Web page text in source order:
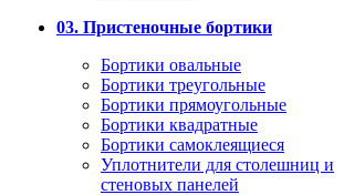
03. Пристеночные бортики
Бортики овальные
Бортики треугольные
Бортики прямоугольные
Бортики квадратные
Бортики самоклеящиеся
Уплотнители для столешниц и
стеновых панелей